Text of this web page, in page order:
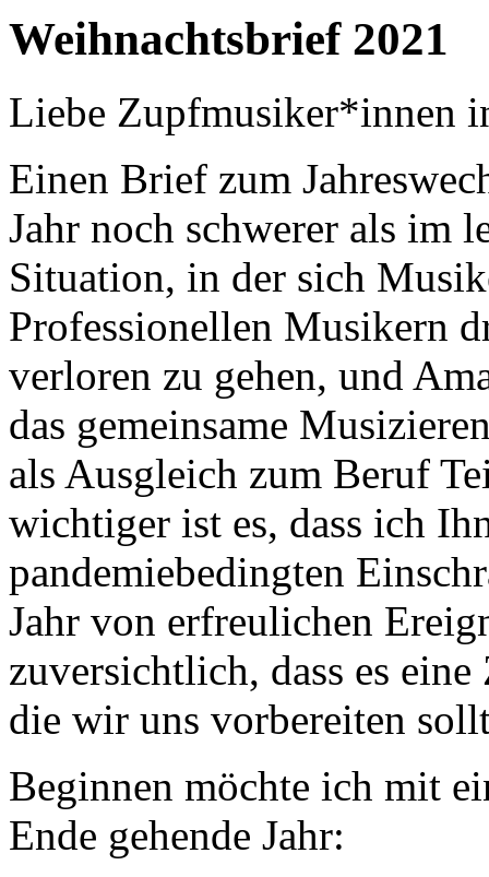
Weihnachtsbrief 2021
Liebe Zupfmusiker*innen
Einen Brief zum
Jahr noch schwerer als im
Situation, in der sich
Professionellen Musikern
verloren zu gehen, und
das gemeinsame
als Ausgleich zum Beruf
wichtiger ist es, dass ich
pandemiebedingten
Jahr von erfreulichen
zuversichtlich, dass es
die wir uns vorbereiten
Beginnen möchte ich mit
Ende gehende Jahr: